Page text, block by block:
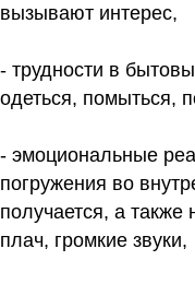
вызывают интерес,
- трудности в
одеться, помыться,
- эмоциональные
погружения во
получается, а также
плач, громкие звуки,